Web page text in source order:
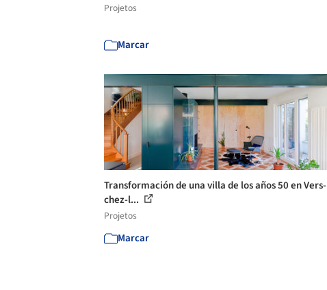
Projetos
Marcar
Transformación de una villa de los años 50 en Vers-
chez-l...
Projetos
Marcar